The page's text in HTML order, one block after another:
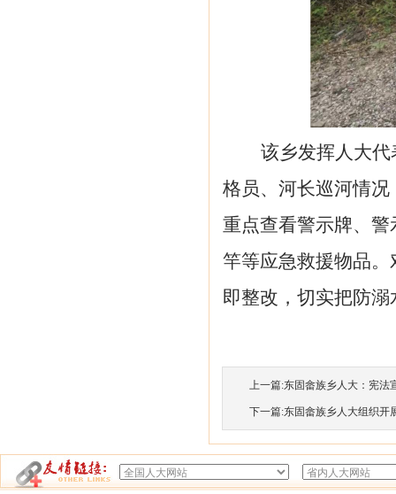
该乡发挥人大
格员、河长巡河情
重点查看警示牌、
竿等应急救援物品
即整改，切实把防
上一篇:东固畲族乡人大：宪法
下一篇:东固畲族乡人大组织开